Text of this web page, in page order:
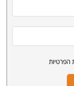
מיומנות מחשב
להסמכת
נושאים כמו
צוות עובדים,
לתרגם את
הפרטיות